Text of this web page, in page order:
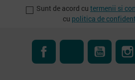
Sunt de acord cu termenii si
cu politica de
FacebookRSS